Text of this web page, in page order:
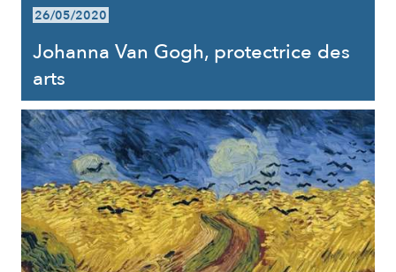
26/05/2020
Johanna Van Gogh, protectrice des
arts